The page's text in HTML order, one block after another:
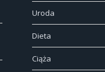
Uroda
Dieta
Ciąża